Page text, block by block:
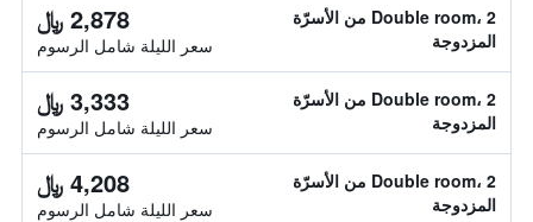
Double room، 2 من الأسرّة
المزدوجة
2,878 ﷼
سعر الليلة شامل الرسوم
Double room، 2 من الأسرّة
المزدوجة
3,333 ﷼
سعر الليلة شامل الرسوم
Double room، 2 من الأسرّة
المزدوجة
4,208 ﷼
سعر الليلة شامل الرسوم